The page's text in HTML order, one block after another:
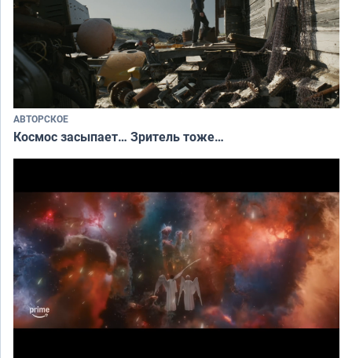
АВТОРСКОЕ
Космос засыпает… Зритель тоже…